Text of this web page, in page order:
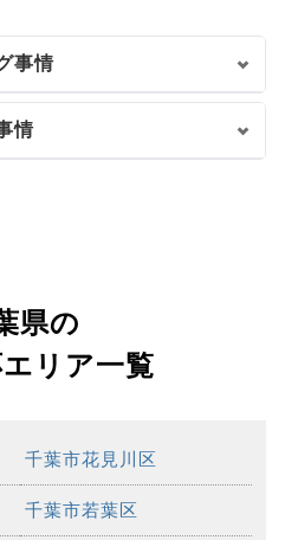
事情
情
県の
リア一覧
千葉市花見川区
千葉市若葉区